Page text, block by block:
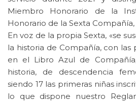
Miembro Honorario de la
Honorario de la Sexta
En voz de la propia Sexta, «se
la historia de Compañía, con las
en el Libro Azul de
historia, de descendencia
siendo 17 las primeras niñas
lo que dispone nuestro